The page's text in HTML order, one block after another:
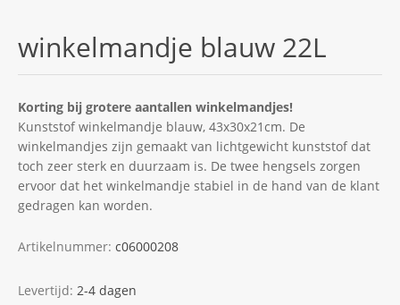
winkelmandje blauw 22L
Korting bij grotere aantallen winkelmandjes!
Kunststof winkelmandje blauw, 43x30x21cm. De
winkelmandjes zijn gemaakt van lichtgewicht kunststof dat
toch zeer sterk en duurzaam is. De twee hengsels zorgen
ervoor dat het winkelmandje stabiel in de hand van de klant
gedragen kan worden.
Artikelnummer: c06000208
Levertijd: 2-4 dagen